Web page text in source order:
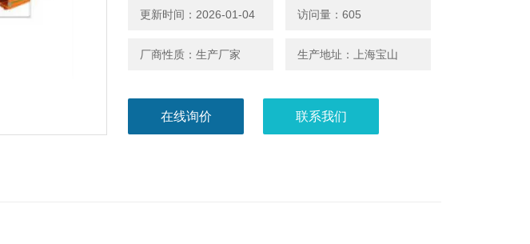
更新时间：2026-01-04
访问量：605
厂商性质：生产厂家 生产地址：上海宝山
在线询价 联系我们